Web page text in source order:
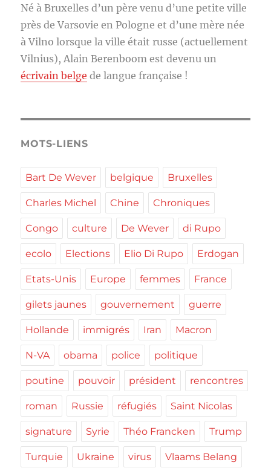
Né à Bruxelles d’un père venu d’une petite ville
près de Varsovie en Pologne et d’une mère née
à Vilno lorsque la ville était russe (actuellement
Vilnius), Alain Berenboom est devenu un
écrivain belge de langue française !
MOTS-LIENS
Bart De Wever belgique Bruxelles
Charles Michel Chine Chroniques
Congo culture De Wever di Rupo
ecolo Elections Elio Di Rupo Erdogan
Etats-Unis Europe femmes France
gilets jaunes gouvernement guerre
Hollande immigrés Iran Macron
N-VA obama police politique
poutine pouvoir président rencontres
roman Russie réfugiés Saint Nicolas
signature Syrie Théo Francken Trump
Turquie Ukraine virus Vlaams Belang